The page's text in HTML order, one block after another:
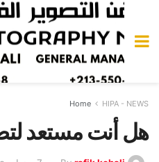
Home HIPA - NEWS
هل أنت مستعد